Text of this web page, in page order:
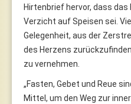
Hirtenbrief hervor, dass
Verzicht auf Speisen sei.
Gelegenheit, aus der
des Herzens
zu vernehmen.
„Fasten, Gebet und Reue
Mittel, um den Weg zur